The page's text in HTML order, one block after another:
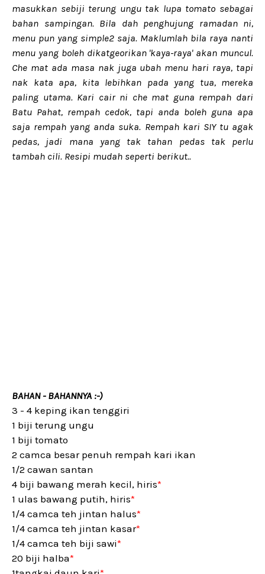
masukkan sebiji terung ungu tak lupa tomato sebagai
bahan sampingan. Bila dah penghujung ramadan ni,
menu pun yang simple2 saja. Maklumlah bila raya nanti
menu yang boleh dikatgeorikan 'kaya-raya' akan muncul.
Che mat ada masa nak juga ubah menu hari raya, tapi
nak kata apa, kita lebihkan pada yang tua, mereka
paling utama. Kari cair ni che mat guna rempah dari
Batu Pahat, rempah cedok, tapi anda boleh guna apa
saja rempah yang anda suka. Rempah kari SIY tu agak
pedas, jadi mana yang tak tahan pedas tak perlu
tambah cili. Resipi mudah seperti berikut..
BAHAN - BAHANNYA :-)
3 - 4 keping ikan tenggiri
1 biji terung ungu
1 biji tomato
2 camca besar penuh rempah kari ikan
1/2 cawan santan
4 biji bawang merah kecil, hiris*
1 ulas bawang putih, hiris*
1/4 camca teh jintan halus*
1/4 camca teh jintan kasar*
1/4 camca teh biji sawi*
20 biji halba*